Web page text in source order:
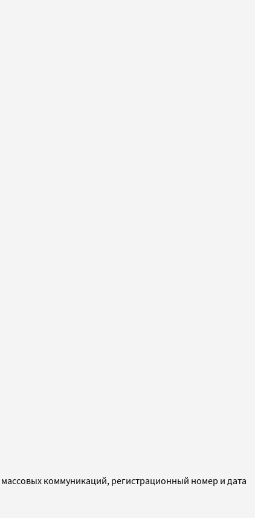
коммуникаций, регистрационный номер и дата